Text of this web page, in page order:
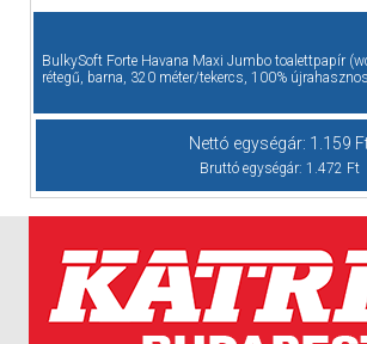
BulkySoft Forte Havana Maxi Jumbo toalettpapír
rétegű, barna, 320 méter/tekercs, 100%
Nettó egységár: 1.159
Bruttó egységár: 1.472 Ft